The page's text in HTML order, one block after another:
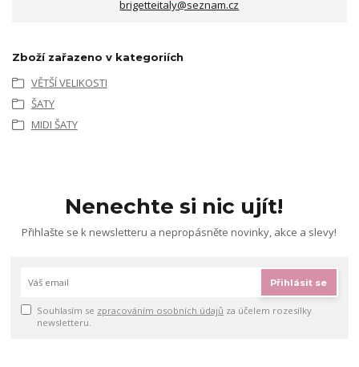
brigetteitaly@seznam.cz
Zboží zařazeno v kategoriích
VĚTŠÍ VELIKOSTI
ŠATY
MIDI ŠATY
Nenechte si nic ujít!
Přihlašte se k newsletteru a nepropásněte novinky, akce a slevy!
Přihlásit se
Souhlasím se zpracováním osobních údajů za účelem rozesílky
newsletteru.